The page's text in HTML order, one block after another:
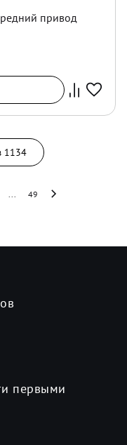
привод
1134
49
первыми